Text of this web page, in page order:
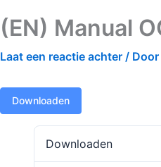
(EN) Manual
Laat een reactie achter / Door
Downloaden
Downloaden